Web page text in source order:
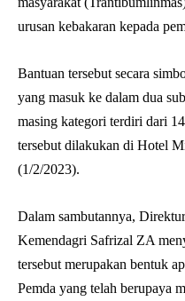
urusan kebakaran kepada
Bantuan tersebut secara
yang masuk ke dalam dua
masing kategori terdiri dari
tersebut dilakukan di Hotel
(1/2/2023).
Dalam sambutannya,
Kemendagri Safrizal ZA
tersebut merupakan bentuk
Pemda yang telah berupaya